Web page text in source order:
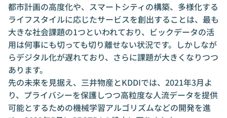
都市計画の高度化や、スマートシティの構築、多様化する
ライフスタイルに応じたサービスを創出することは、最も
大きな社会課題の1つといわれており、ビックデータの活
用は何事にも切っても切り離せない状況です。しかしなが
らデジタル化が遅れており、さらに課題が大きくなりつつ
あります。
先の未来を見据え、三井物産とKDDIでは、2021年3月よ
り、プライバシーを保護しつつ高粒度な人流データを提供
可能とするための機械学習アルゴリズムなどの開発を進